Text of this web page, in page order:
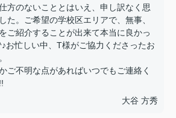
方のないこととはいえ、申し訳なく思
た。ご希望の学校区エリアで、無事、
ご紹介することが出来て本当に良かっ
お忙しい中、T様がご協力くださったお
ご不明な点があればいつでもご連絡く
大谷 方秀